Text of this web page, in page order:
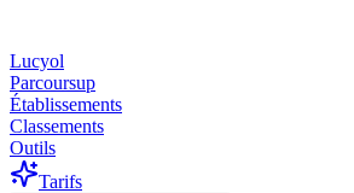
Lucyol
Parcoursup
Établissements
Classements
Outils
Tarifs